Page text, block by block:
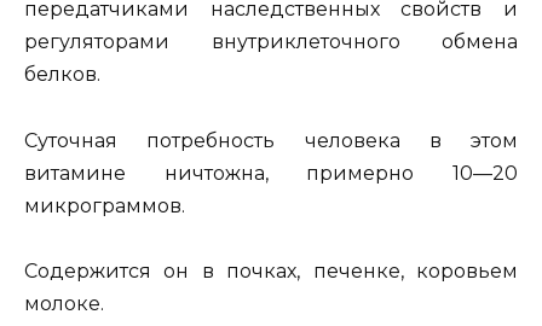
передатчиками наследственных свойств и
регулято­рами внутриклеточного обмена
белков.
Суточная потребность человека в этом
витамине ничтож­на, примерно 10—20
микрограммов.
Содержится он в почках, печенке, коровьем
молоке.